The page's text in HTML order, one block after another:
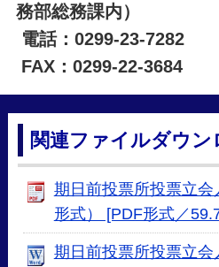
務部総務課内）
電話：0299-23-7282
FAX：0299-22-3684
関連ファイルダウン
期日前投票所投票立
形式） [PDF形式／
期日前投票所投票立